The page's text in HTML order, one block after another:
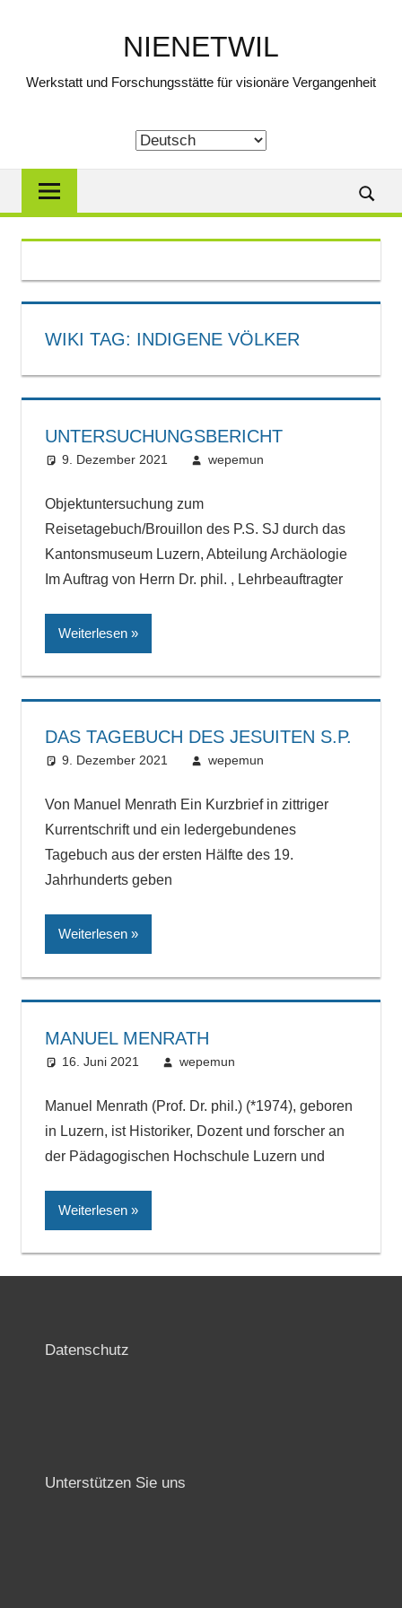
NIENETWIL
Werkstatt und Forschungsstätte für visionäre Vergangenheit
Suche
WIKI TAG: INDIGENE VÖLKER
UNTERSUCHUNGSBERICHT
9. Dezember 2021 wepemun
Objektuntersuchung zum
Reisetagebuch/Brouillon des P.S. SJ durch das
Kantonsmuseum Luzern, Abteilung Archäologie
Im Auftrag von Herrn Dr. phil. , Lehrbeauftragter
Weiterlesen
DAS TAGEBUCH DES JESUITEN S.P.
9. Dezember 2021 wepemun
Von Manuel Menrath Ein Kurzbrief in zittriger
Kurrentschrift und ein ledergebundenes
Tagebuch aus der ersten Hälfte des 19.
Jahrhunderts geben
Weiterlesen
MANUEL MENRATH
16. Juni 2021 wepemun
Manuel Menrath (Prof. Dr. phil.) (*1974), geboren
in Luzern, ist Historiker, Dozent und forscher an
der Pädagogischen Hochschule Luzern und
Weiterlesen
Datenschutz
Unterstützen Sie uns